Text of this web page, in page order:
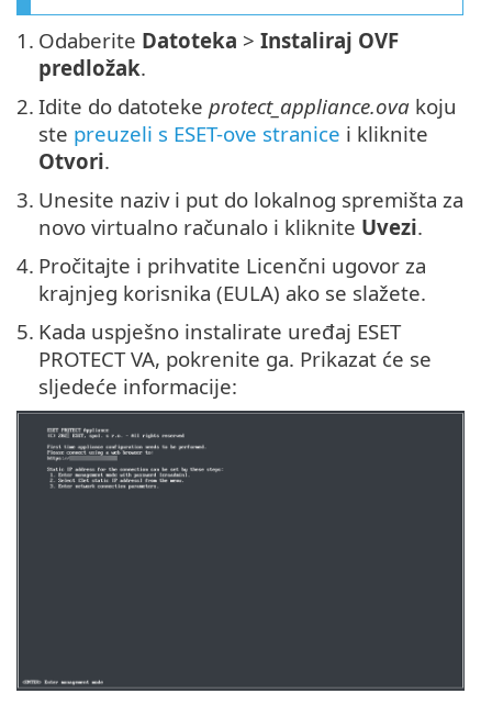
1. Odaberite Datoteka > Instaliraj OVF
predložak.
2. Idite do datoteke protect_appliance.ova koju
ste preuzeli s ESET-ove stranice i kliknite
Otvori.
3. Unesite naziv i put do lokalnog spremišta za
novo virtualno računalo i kliknite Uvezi.
4. Pročitajte i prihvatite Licenčni ugovor za
krajnjeg korisnika (EULA) ako se slažete.
5. Kada uspješno instalirate uređaj ESET
PROTECT VA, pokrenite ga. Prikazat će se
sljedeće informacije: